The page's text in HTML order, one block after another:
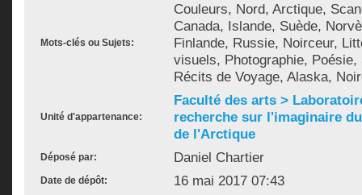
Mots-clés ou Sujets:
Couleurs, Nord, Arctique,
Canada, Islande, Suède,
Finlande, Russie, Noirceur,
visuels, Photographie, Poésie,
Récits de Voyage, Alaska,
Unité d'appartenance:
Faculté des arts >
recherche sur l'imaginaire
de l'Arctique
Déposé par: Daniel Chartier
Date de dépôt: 16 mai 2017 07:43